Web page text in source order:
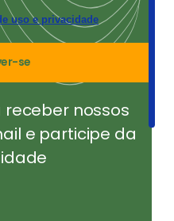
uso e privacidade
se
nossos
e participe da